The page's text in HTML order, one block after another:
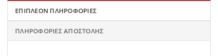
ΕΠΙΠΛΈΟΝ ΠΛΗΡΟΦΟΡΊΕΣ
ΠΛΗΡΟΦΟΡΊΕΣ ΑΠΟΣΤΟΛΉΣ